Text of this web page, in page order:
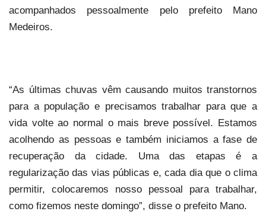
acompanhados pessoalmente pelo prefeito Mano
Medeiros.
“As últimas chuvas vêm causando muitos transtornos
para a população e precisamos trabalhar para que a
vida volte ao normal o mais breve possível. Estamos
acolhendo as pessoas e também iniciamos a fase de
recuperação da cidade. Uma das etapas é a
regularização das vias públicas e, cada dia que o clima
permitir, colocaremos nosso pessoal para trabalhar,
como fizemos neste domingo”, disse o prefeito Mano.